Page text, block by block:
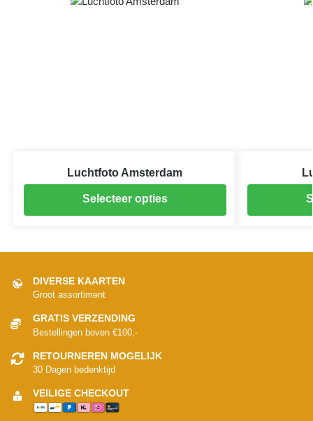
Luchtfoto Amsterdam
Selecteer opties
DIVERSE KAARTEN
Groot assortiment
GRATIS VERZENDING
Bestellingen boven €100,-
RETOURNEREN MOGELIJK
30 Dagen bedenktijd
VEILIGE CHECKOUT